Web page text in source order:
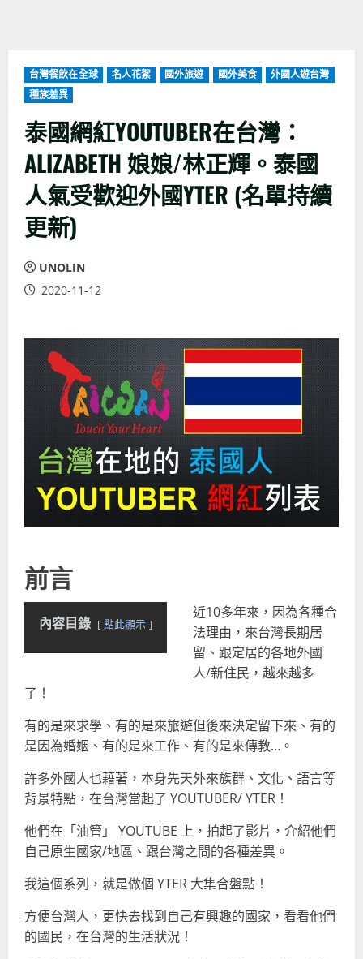
台灣餐飲在全球 名人花絮 國外旅遊 國外美食
外國人遊台灣
種族差異
泰國網紅YOUTUBER在台灣：
ALIZABETH 娘娘/林正輝。泰國
人氣受歡迎外國YTER (名單持續
更新)
UNOLIN
2020-11-12
前言
內容目錄 點此顯示
近10多年來，因為各種合
法理由，來台灣長期居
留、跟定居的各地外國
人/新住民，越來越多
了！
有的是來求學、有的是來旅遊但後來決定留下來、有的
是因為婚姻、有的是來工作、有的是來傳教…。
許多外國人也藉著，本身先天外來族群、文化、語言等
背景特點，在台灣當起了 YOUTUBER/ YTER！
他們在「油管」 YOUTUBE 上，拍起了影片，介紹他們
自己原生國家/地區、跟台灣之間的各種差異。
我這個系列，就是做個 YTER 大集合盤點！
方便台灣人，更快去找到自己有興趣的國家，看看他們
的國民，在台灣的生活狀況！